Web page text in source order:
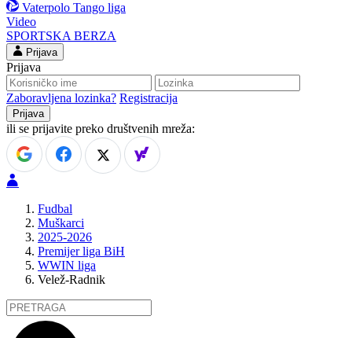
Vaterpolo Tango liga
Video
SPORTSKA BERZA
Prijava
Prijava
Zaboravljena lozinka? Registracija
ili se prijavite preko društvenih mreža:
Fudbal
Muškarci
2025-2026
Premijer liga BiH
WWIN liga
Velež-Radnik